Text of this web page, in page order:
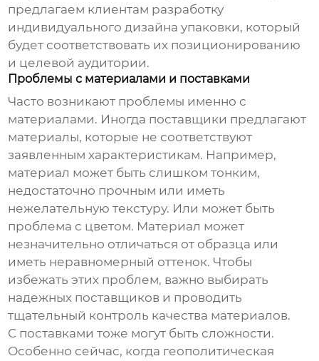
предлагаем клиентам разработку
индивидуального дизайна упаковки, который
будет соответствовать их позиционированию
и целевой аудитории.
Проблемы с материалами и поставками
Часто возникают проблемы именно с
материалами. Иногда поставщики предлагают
материалы, которые не соответствуют
заявленным характеристикам. Например,
материал может быть слишком тонким,
недостаточно прочным или иметь
нежелательную текстуру. Или может быть
проблема с цветом. Материал может
незначительно отличаться от образца или
иметь неравномерный оттенок. Чтобы
избежать этих проблем, важно выбирать
надежных поставщиков и проводить
тщательный контроль качества материалов.
С поставками тоже могут быть сложности.
Особенно сейчас, когда геополитическая